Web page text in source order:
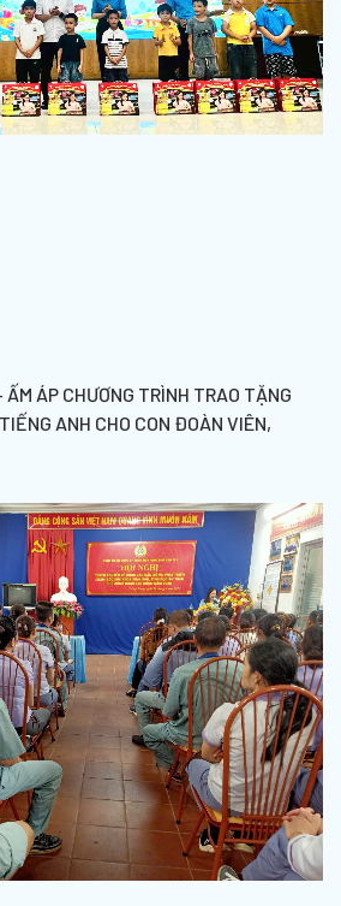
ÁP CHƯƠNG TRÌNH TRAO TẶNG
ANH CHO CON ĐOÀN VIÊN,